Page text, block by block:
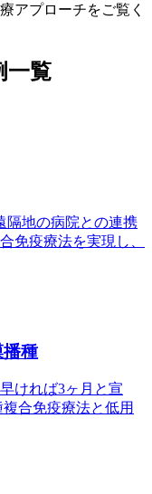
アプローチをご覧く
一覧
地の病院との連携
免疫療法を実現し、
種
ければ3ヶ月と宣
合免疫療法と低用